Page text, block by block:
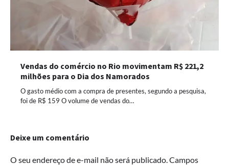
Vendas do comércio no Rio movimentam R$ 221,2
milhões para o Dia dos Namorados
O gasto médio com a compra de presentes, segundo a pesquisa,
foi de R$ 159 O volume de vendas do…
Deixe um comentário
O seu endereço de e-mail não será publicado. Campos